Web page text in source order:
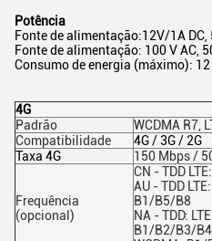
Potência
Fonte de alimentação:12V/1A
Fonte de alimentação: 100 V AC,
Consumo de energia (máximo): 12
4G
Padrão
WCDMA R7,
Compatibilidade
4G / 3G / 2G
Taxa 4G
150 Mbps /
Frequência
(opcional)
CN - TDD
AU - TDD
B1/B5/B8
NA - TDD:
B1/B2/B3/